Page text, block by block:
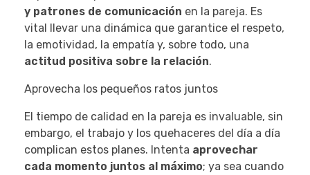
y patrones de comunicación en la pareja. Es
vital llevar una dinámica que garantice el respeto,
la emotividad, la empatía y, sobre todo, una
actitud positiva sobre la relación.
Aprovecha los pequeños ratos juntos
El tiempo de calidad en la pareja es invaluable, sin
embargo, el trabajo y los quehaceres del día a día
complican estos planes. Intenta aprovechar
cada momento juntos al máximo; ya sea cuando